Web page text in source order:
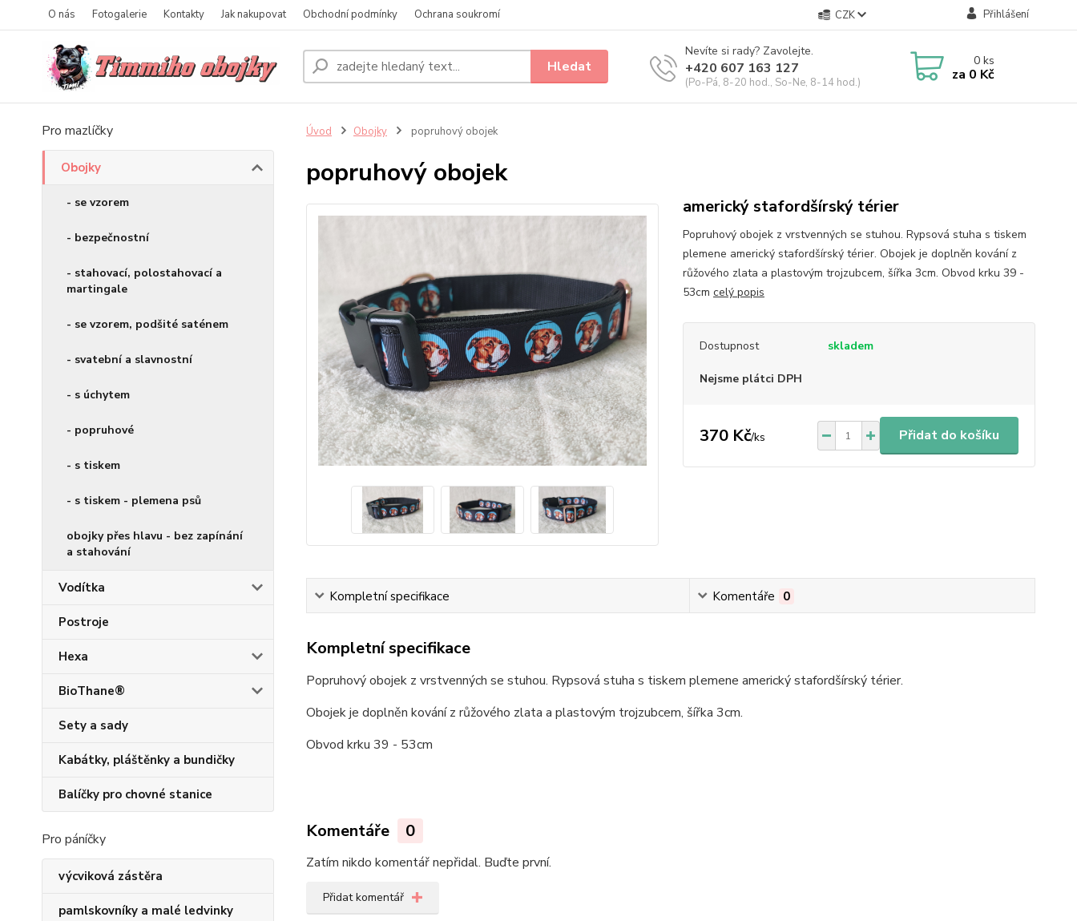
O nás Fotogalerie Kontakty Jak nakupovat Obchodní podmínky Ochrana soukromí CZK Přihlášení
Hledat
Nevíte si rady? Zavolejte.
+420 607 163 127
(Po-Pá, 8-20 hod., So-Ne, 8-14 hod.)
0ks
za 0 Kč
Pro mazlíčky
Obojky
- se vzorem
- bezpečnostní
- stahovací, polostahovací a
martingale
- se vzorem, podšité saténem
- svatební a slavnostní
- s úchytem
- popruhové
- s tiskem
- s tiskem - plemena psů
obojky přes hlavu - bez zapínání
a stahování
Vodítka
Postroje
Hexa
BioThane®
Sety a sady
Kabátky, pláštěnky a bundičky
Balíčky pro chovné stanice
Pro páníčky
výcviková zástěra
pamlskovníky a malé ledvinky
Úvod Obojky popruhový obojek
popruhový obojek
americký stafordšírský térier
Popruhový obojek z vrstvenných se stuhou. Rypsová stuha s tiskem
plemene americký stafordšírský térier. Obojek je doplněn kování z
růžového zlata a plastovým trojzubcem, šířka 3cm. Obvod krku 39 -
53cm celý popis
Dostupnost skladem
Nejsme plátci DPH
370 Kč/ks Přidat do košíku
Kompletní specifikace Komentáře 0
Kompletní specifikace
Popruhový obojek z vrstvenných se stuhou. Rypsová stuha s tiskem plemene americký stafordšírský térier.
Obojek je doplněn kování z růžového zlata a plastovým trojzubcem, šířka 3cm.
Obvod krku 39 - 53cm
Komentáře 0
Zatím nikdo komentář nepřidal. Buďte první.
Přidat komentář